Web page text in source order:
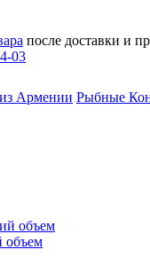
после доставки и
03
Армении Рыбные
объем
объем